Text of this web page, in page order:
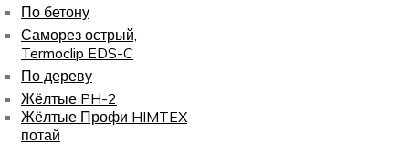
По бетону
Саморез острый,
Termoclip EDS-C
По дереву
Жёлтые PH-2
Жёлтые Профи HIMTEX
потай